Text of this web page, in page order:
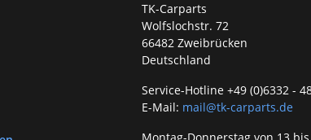
TK-Carparts
Wolfslochstr. 72
66482 Zweibrücken
Deutschland
Service-Hotline +49 (0)6332 -
E-Mail: mail@tk-carparts.de